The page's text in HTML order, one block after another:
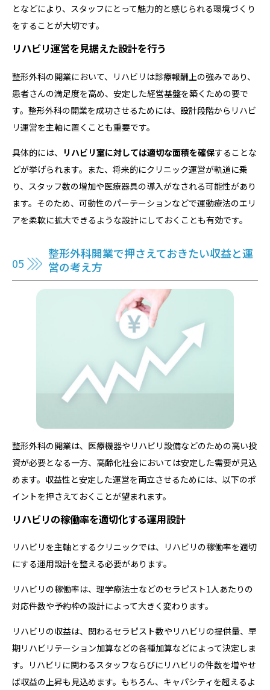
となどにより、スタッフにとって魅力的と感じられる環境づくり
をすることが大切です。
リハビリ運営を見据えた設計を行う
整形外科の開業において、リハビリは診療報酬上の強みであり、
患者さんの満足度を高め、安定した経営基盤を築くための要で
す。整形外科の開業を成功させるためには、設計段階からリハビ
リ運営を主軸に置くことも重要です。
具体的には、 リハビリ室に対しては適切な面積を確保することな
どが挙げられます。また、将来的にクリニック運営が軌道に乗
り、スタッフ数の増加や医療器具の導入がなされる可能性があり
ます。そのため、可動性のパーテーションなどで運動療法のエリ
アを柔軟に拡大できるような設計にしておくことも有効です。
整形外科開業で押さえておきたい収益と運
営の考え方
整形外科の開業は、医療機器やリハビリ設備などのための高い投
資が必要となる一方、高齢化社会においては安定した需要が見込
めます。収益性と安定した運営を両立させるためには、以下のポ
イントを押さえておくことが望まれます。
リハビリの稼働率を適切化する運用設計
リハビリを主軸とするクリニックでは、リハビリの稼働率を適切
にする運用設計を整える必要があります。
リハビリの稼働率は、理学療法士などのセラピスト1人あたりの
対応件数や予約枠の設計によって大きく変わります。
リハビリの収益は、関わるセラピスト数やリハビリの提供量、早
期リハビリテーション加算などの各種加算などによって決定しま
す。リハビリに関わるスタッフならびにリハビリの件数を増やせ
ば収益の上昇も見込めます。もちろん、キャパシティを超えるよ